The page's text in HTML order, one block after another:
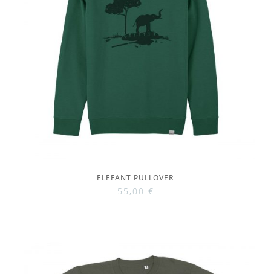
ELEFANT PULLOVER
55,00 €